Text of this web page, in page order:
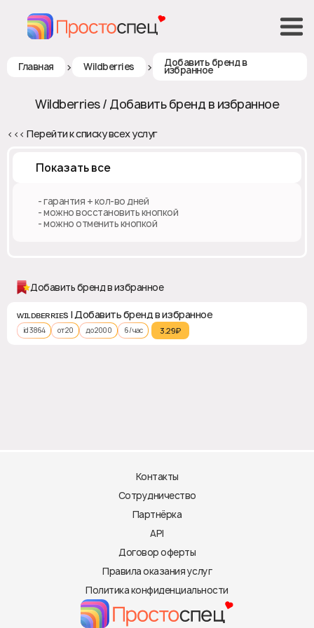
Главная > Wildberries > Добавить бренд в
избранное
Wildberries / Добавить бренд в избранное
<<< Перейти к списку всех услуг
Показать все
♻️ - гарантия + кол-во дней
✅ - можно восстановить кнопкой
❎ - можно отменить кнопкой
Добавить бренд в избранное
ᴡɪʟᴅʙᴇʀʀɪᴇs | Добавить бренд в избранное
id 3864 от 20 до 2000 6 / час 3.29₽‎
Контакты
Сотрудничество
Партнёрка
API
Договор оферты
Правила оказания услуг
Политика конфиденциальности